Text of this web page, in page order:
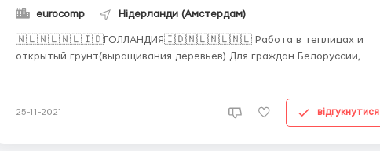
eurocomp Нідерланди (Амстердам)
🇳🇱🇳🇱🇳🇱🇮🇩ГОЛЛАНДИЯ🇮🇩🇳🇱🇳🇱🇳🇱 Работа в теплицах и
открытый грунт(выращивания деревьев) Для граждан Белоруссии,
•PESEL; •легально отработанный минимум 1 месяц в Польше
25-11-2021 відгукнутися